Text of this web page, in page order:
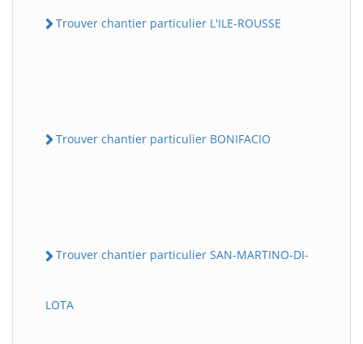
Trouver chantier particulier L'ILE-ROUSSE
Trouver chantier particulier BONIFACIO
Trouver chantier particulier SAN-MARTINO-DI-
LOTA